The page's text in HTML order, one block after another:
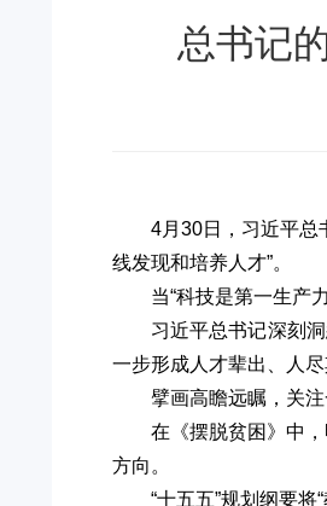
总书记
4月30日，习近平总
线发现和培养人才”。
当“科技是第一生产
习近平总书记深刻
一步形成人才辈出、人
擘画高瞻远瞩，关注
在《摆脱贫困》中
方向。
“十五五”规划纲要